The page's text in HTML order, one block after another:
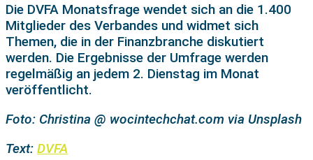
Die DVFA Monatsfrage wendet sich an die 1.400
Mitglieder des Verbandes und widmet sich
Themen, die in der Finanzbranche diskutiert
werden. Die Ergebnisse der Umfrage werden
regelmäßig an jedem 2. Dienstag im Monat
veröffentlicht.
Foto: Christina @ wocintechchat.com via Unsplash
Text: DVFA